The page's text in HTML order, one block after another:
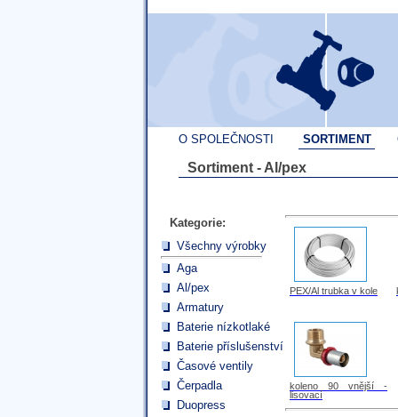
O SPOLEČNOSTI SORTIMENT
Sortiment - Al/pex
Kategorie:
Všechny výrobky
Aga
Al/pex
Armatury
Baterie nízkotlaké
Baterie příslušenství
Časové ventily
Čerpadla
Duopress
PEX/Al trubka v kole
koleno 90 vnější -
lisovací